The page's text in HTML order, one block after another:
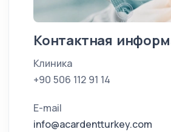
Контактная
Клиника
+90 506 112 91 14
E-mail
info@acardentturkey.com